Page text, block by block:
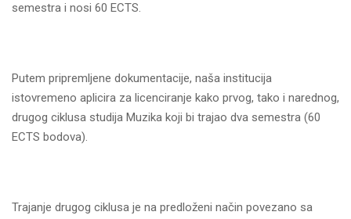
semestra i nosi 60 ECTS.
Putem pripremlјene dokumentacije, naša institucija
istovremeno aplicira za licenciranje kako prvog, tako i narednog,
drugog ciklusa studija Muzika koji bi trajao dva semestra (60
ECTS bodova).
Trajanje drugog ciklusa je na predloženi način povezano sa